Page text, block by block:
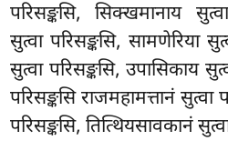
परिसङ्कसि, सिक्खमानाय
सुत्वा परिसङ्कसि, सामणेरिया
सुत्वा परिसङ्कसि, उपासिकाय
परिसङ्कसि राजमहामत्तानंसुत्वा
परिसङ्कसि, तित्थियसावकानं